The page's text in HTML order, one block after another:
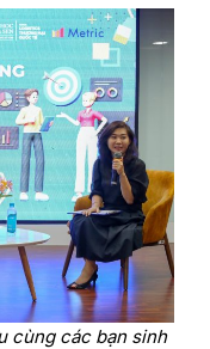
cùng các bạn sinh